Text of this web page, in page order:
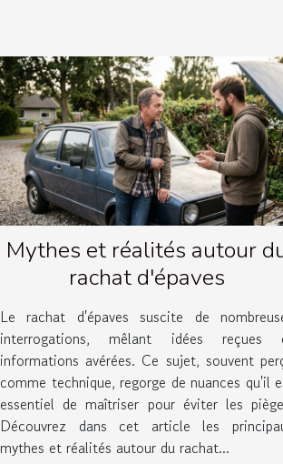
Mythes et réalités autour
rachat d'épaves
Le rachat d'épaves suscite de
interrogations, mêlant idées reçues
informations avérées. Ce sujet, souvent
comme technique, regorge de nuances qu'il
essentiel de maîtriser pour éviter les
Découvrez dans cet article les
mythes et réalités autour du rachat...